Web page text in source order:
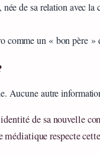
de sa relation avec
comme un « bon père »
Aucune autre
de sa nouvelle
respecte